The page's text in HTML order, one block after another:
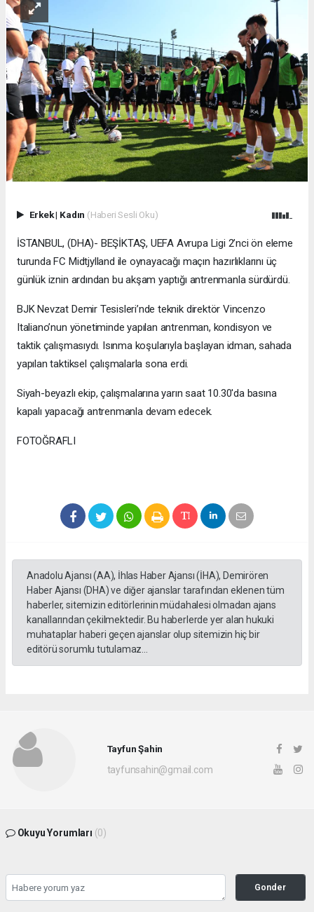
Erkek| Kadın (Haberi Sesli Oku)
İSTANBUL, (DHA)- BEŞİKTAŞ, UEFA Avrupa Ligi 2’nci ön eleme
turunda FC Midtjylland ile oynayacağı maçın hazırlıklarını üç
günlük iznin ardından bu akşam yaptığı antrenmanla sürdürdü.
BJK Nevzat Demir Tesisleri’nde teknik direktör Vincenzo
Italiano’nun yönetiminde yapılan antrenman, kondisyon ve
taktik çalışmasıydı. Isınma koşularıyla başlayan idman, sahada
yapılan taktiksel çalışmalarla sona erdi.
Siyah-beyazlı ekip, çalışmalarına yarın saat 10.30'da basına
kapalı yapacağı antrenmanla devam edecek.
FOTOĞRAFLI
Anadolu Ajansı (AA), İhlas Haber Ajansı (İHA), Demirören
Haber Ajansı (DHA) ve diğer ajanslar tarafından eklenen tüm
haberler, sitemizin editörlerinin müdahalesi olmadan ajans
kanallarından çekilmektedir. Bu haberlerde yer alan hukuki
muhataplar haberi geçen ajanslar olup sitemizin hiç bir
editörü sorumlu tutulamaz...
Tayfun Şahin
tayfunsahin@gmail.com
Okuyu Yorumları (0)
Gonder